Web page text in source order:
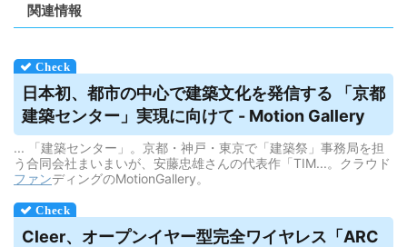
関連情報
日本初、都市の中心で建築文化を発信する 「京都
建築センター」実現に向けて - Motion Gallery
... 「建築センター」。京都・神戸・東京で「建築祭」事務局を担
う合同会社まいまいが、安藤忠雄さんの代表作「TIM...。クラウド
ファンディングのMotionGallery。
Cleer、オープンイヤー型完全ワイヤレス「ARC